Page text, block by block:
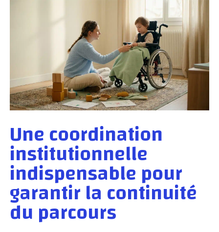
Une coordination
institutionnelle
indispensable pour
garantir la continuité
du parcours